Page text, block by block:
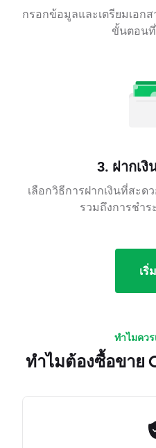
กรอกข้อมูลและเตรียมเอก
ขั้นตอนที่
3. ฝากเงิ
เลือกวิธีการฝากเงินที่สะ
รวมถึงการชำ
เริ่
ทำไมควร
ทำไมต้องซื้อขาย